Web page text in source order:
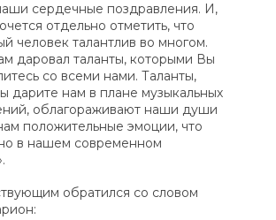
сердечные поздравления. И,
отдельно отметить, что
человек талантлив во многом.
даровал таланты, которыми Вы
со всеми нами. Таланты,
дарите нам в плане музыкальных
облагораживают наши души
положительные эмоции, что
в нашем современном
обратился со словом